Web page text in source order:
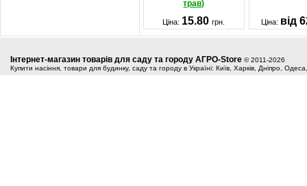
трав)
Ціна: 15.80грн. Ціна: від
Інтернет-магазин товарів для саду та городу АГРО-Store © 2011-2026
Купити насіння, товари для будинку, саду та городу в Україні: Київ, Харків, Дніпро,